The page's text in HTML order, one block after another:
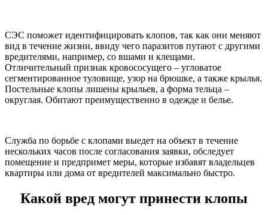
СЭС поможет идентифицировать клопов, так как они меняют
вид в течение жизни, ввиду чего паразитов путают с другими
вредителями, например, со вшами и клещами.
Отличительный признак кровососущего – угловатое
сегментированное туловище, узор на брюшке, а также крылья.
Постельные клопы лишены крыльев, а форма тельца –
округлая. Обитают преимущественно в одежде и белье.
Служба по борьбе с клопами выедет на объект в течение
нескольких часов после согласования заявки, обследует
помещение и предпримет меры, которые избавят владельцев
квартиры или дома от вредителей максимально быстро.
Какой вред могут принести клопы